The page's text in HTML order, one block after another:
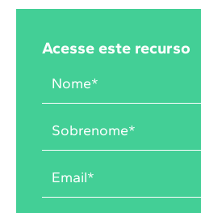
Acesse este recurso